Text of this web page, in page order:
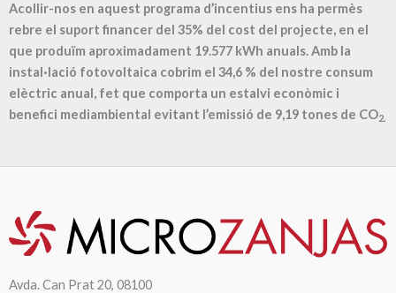
Acollir-nos en aquest programa d’incentius ens ha permès
rebre el suport financer del 35% del cost del projecte, en el
que produïm aproximadament 19.577 kWh anuals. Amb la
instal·lació fotovoltaica cobrim el 34,6 % del nostre consum
elèctric anual, fet que comporta un estalvi econòmic i
benefici mediambiental evitant l’emissió de 9,19 tones de CO2.
Avda. Can Prat 20, 08100